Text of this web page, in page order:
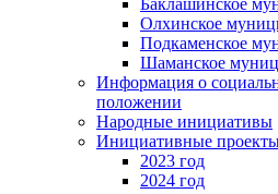
Олхинское
Подкаменское
Шаманское
Информация о
положении
Народные инициативы
Инициативные
2023 год
2024 год